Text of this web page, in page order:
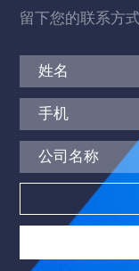
留下您的联系方